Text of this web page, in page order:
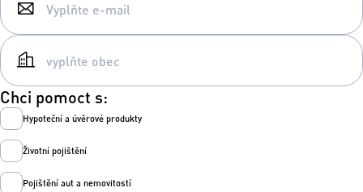
Chci pomoct s:
Hypoteční a úvěrové produkty
Životní pojištění
Pojištění aut a nemovitostí